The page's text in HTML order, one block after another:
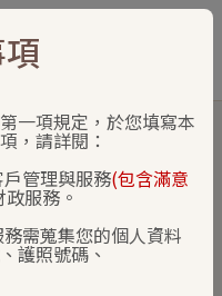
the Southern Area
Share
一項規定，於您填寫本
，請詳閱：
管理與服務(包含滿意
服務。
需蒐集您的個人資料
護照號碼、